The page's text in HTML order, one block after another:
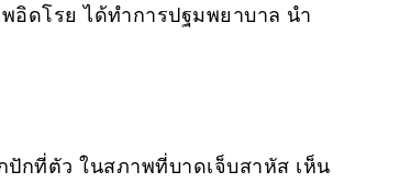
อิดโรย ได้ทำการปฐมพยาบาล นำ
กที่ตัว ในสภาพที่บาดเจ็บสาหัส เห็น